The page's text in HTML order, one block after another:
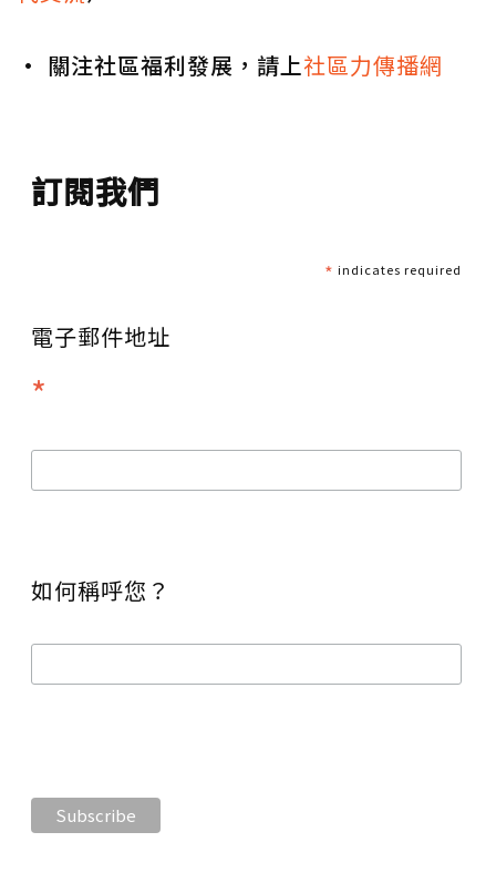
• 關注社區福利發展，請上社區力傳播網
訂閱我們
* indicates required
電子郵件地址
*
如何稱呼您？